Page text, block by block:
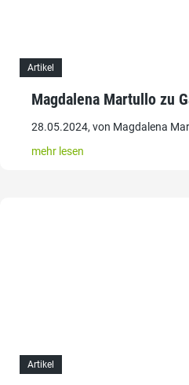
Artikel
Magdalena Martullo zu
28.05.2024, von Magdalena
mehr lesen
Artikel